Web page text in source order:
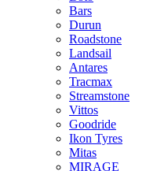
Bars
Durun
Roadstone
Landsail
Antares
Tracmax
Streamstone
Vittos
Goodride
Ikon Tyres
Mitas
MIRAGE